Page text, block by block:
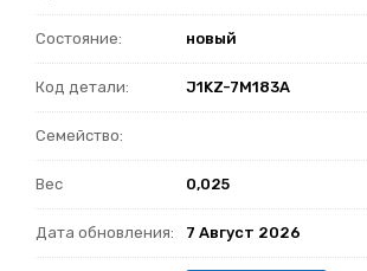
Состояние: новый
Код детали: J1KZ-7M183A
Семейство:
Вес 0,025
Дата обновления: 7 Август 2026